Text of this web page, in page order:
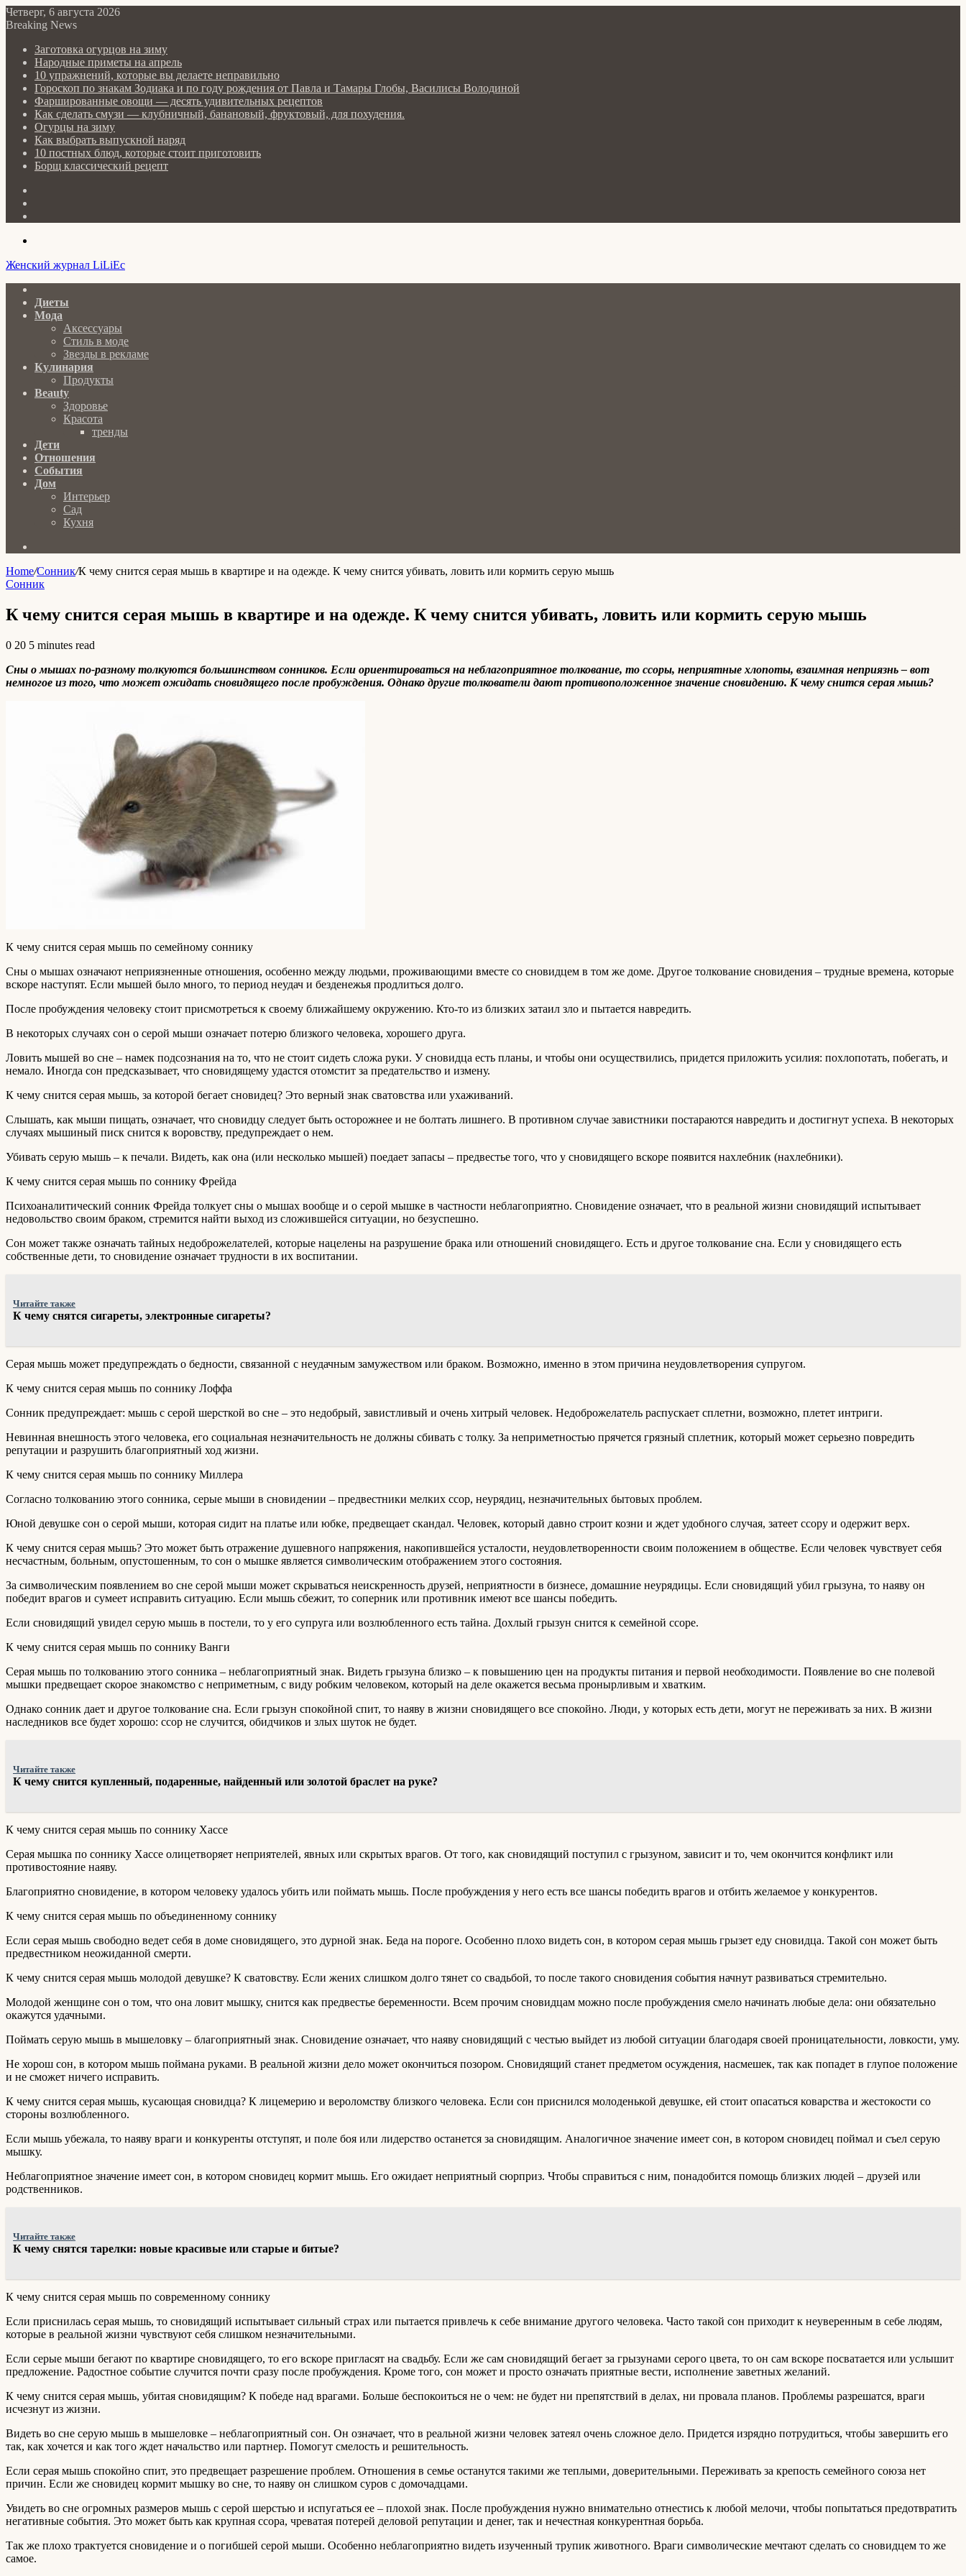
Четверг, 6 августа 2026
Breaking News
Заготовка огурцов на зиму
Народные приметы на апрель
10 упражнений, которые вы делаете неправильно
Гороскоп по знакам Зодиака и по году рождения от Павла и Тамары Глобы, Василисы Володиной
Фаршированные овощи — десять удивительных рецептов
Как сделать cмузи — клубничный, банановый, фруктовый, для похудения.
Огурцы на зиму
Как выбрать выпускной наряд
10 постных блюд, которые стоит приготовить
Борщ классический рецепт
Женский журнал LiLiEc
Диеты
Мода
Аксессуары
Стиль в моде
Звезды в рекламе
Кулинария
Продукты
Beauty
Здоровье
Красота
тренды
Дети
Отношения
События
Дом
Интерьер
Сад
Кухня
Home/Сонник/К чему снится серая мышь в квартире и на одежде. К чему снится убивать, ловить или кормить серую мышь
Сонник
К чему снится серая мышь в квартире и на одежде. К чему снится убивать, ловить или кормить серую мышь
0 20 5 minutes read
Сны о мышах по-разному толкуются большинством сонников. Если ориентироваться на неблагоприятное толкование, то ссоры, неприятные хлопоты, взаимная неприязнь – вот
немногое из того, что может ожидать сновидящего после пробуждения. Однако другие толкователи дают противоположенное значение сновидению. К чему снится серая мышь?
К чему снится серая мышь по семейному соннику
Сны о мышах означают неприязненные отношения, особенно между людьми, проживающими вместе со сновидцем в том же доме. Другое толкование сновидения – трудные времена, которые
вскоре наступят. Если мышей было много, то период неудач и безденежья продлиться долго.
После пробуждения человеку стоит присмотреться к своему ближайшему окружению. Кто-то из близких затаил зло и пытается навредить.
В некоторых случаях сон о серой мыши означает потерю близкого человека, хорошего друга.
Ловить мышей во сне – намек подсознания на то, что не стоит сидеть сложа руки. У сновидца есть планы, и чтобы они осуществились, придется приложить усилия: похлопотать, побегать, и
немало. Иногда сон предсказывает, что сновидящему удастся отомстит за предательство и измену.
К чему снится серая мышь, за которой бегает сновидец? Это верный знак сватовства или ухаживаний.
Слышать, как мыши пищать, означает, что сновидцу следует быть осторожнее и не болтать лишнего. В противном случае завистники постараются навредить и достигнут успеха. В некоторых
случаях мышиный писк снится к воровству, предупреждает о нем.
Убивать серую мышь – к печали. Видеть, как она (или несколько мышей) поедает запасы – предвестье того, что у сновидящего вскоре появится нахлебник (нахлебники).
К чему снится серая мышь по соннику Фрейда
Психоаналитический сонник Фрейда толкует сны о мышах вообще и о серой мышке в частности неблагоприятно. Сновидение означает, что в реальной жизни сновидящий испытывает
недовольство своим браком, стремится найти выход из сложившейся ситуации, но безуспешно.
Сон может также означать тайных недоброжелателей, которые нацелены на разрушение брака или отношений сновидящего. Есть и другое толкование сна. Если у сновидящего есть
собственные дети, то сновидение означает трудности в их воспитании.
Читайте также
К чему снятся сигареты, электронные сигареты?
Серая мышь может предупреждать о бедности, связанной с неудачным замужеством или браком. Возможно, именно в этом причина неудовлетворения супругом.
К чему снится серая мышь по соннику Лоффа
Сонник предупреждает: мышь с серой шерсткой во сне – это недобрый, завистливый и очень хитрый человек. Недоброжелатель распускает сплетни, возможно, плетет интриги.
Невинная внешность этого человека, его социальная незначительность не должны сбивать с толку. За неприметностью прячется грязный сплетник, который может серьезно повредить
репутации и разрушить благоприятный ход жизни.
К чему снится серая мышь по соннику Миллера
Согласно толкованию этого сонника, серые мыши в сновидении – предвестники мелких ссор, неурядиц, незначительных бытовых проблем.
Юной девушке сон о серой мыши, которая сидит на платье или юбке, предвещает скандал. Человек, который давно строит козни и ждет удобного случая, затеет ссору и одержит верх.
К чему снится серая мышь? Это может быть отражение душевного напряжения, накопившейся усталости, неудовлетворенности своим положением в обществе. Если человек чувствует себя
несчастным, больным, опустошенным, то сон о мышке является символическим отображением этого состояния.
За символическим появлением во сне серой мыши может скрываться неискренность друзей, неприятности в бизнесе, домашние неурядицы. Если сновидящий убил грызуна, то наяву он
победит врагов и сумеет исправить ситуацию. Если мышь сбежит, то соперник или противник имеют все шансы победить.
Если сновидящий увидел серую мышь в постели, то у его супруга или возлюбленного есть тайна. Дохлый грызун снится к семейной ссоре.
К чему снится серая мышь по соннику Ванги
Серая мышь по толкованию этого сонника – неблагоприятный знак. Видеть грызуна близко – к повышению цен на продукты питания и первой необходимости. Появление во сне полевой
мышки предвещает скорое знакомство с неприметным, с виду робким человеком, который на деле окажется весьма пронырливым и хватким.
Однако сонник дает и другое толкование сна. Если грызун спокойной спит, то наяву в жизни сновидящего все спокойно. Люди, у которых есть дети, могут не переживать за них. В жизни
наследников все будет хорошо: ссор не случится, обидчиков и злых шуток не будет.
Читайте также
К чему снится купленный, подаренные, найденный или золотой браслет на руке?
К чему снится серая мышь по соннику Хассе
Серая мышка по соннику Хассе олицетворяет неприятелей, явных или скрытых врагов. От того, как сновидящий поступил с грызуном, зависит и то, чем окончится конфликт или
противостояние наяву.
Благоприятно сновидение, в котором человеку удалось убить или поймать мышь. После пробуждения у него есть все шансы победить врагов и отбить желаемое у конкурентов.
К чему снится серая мышь по объединенному соннику
Если серая мышь свободно ведет себя в доме сновидящего, это дурной знак. Беда на пороге. Особенно плохо видеть сон, в котором серая мышь грызет еду сновидца. Такой сон может быть
предвестником неожиданной смерти.
К чему снится серая мышь молодой девушке? К сватовству. Если жених слишком долго тянет со свадьбой, то после такого сновидения события начнут развиваться стремительно.
Молодой женщине сон о том, что она ловит мышку, снится как предвестье беременности. Всем прочим сновидцам можно после пробуждения смело начинать любые дела: они обязательно
окажутся удачными.
Поймать серую мышь в мышеловку – благоприятный знак. Сновидение означает, что наяву сновидящий с честью выйдет из любой ситуации благодаря своей проницательности, ловкости, уму.
Не хорош сон, в котором мышь поймана руками. В реальной жизни дело может окончиться позором. Сновидящий станет предметом осуждения, насмешек, так как попадет в глупое положение
и не сможет ничего исправить.
К чему снится серая мышь, кусающая сновидца? К лицемерию и вероломству близкого человека. Если сон приснился молоденькой девушке, ей стоит опасаться коварства и жестокости со
стороны возлюбленного.
Если мышь убежала, то наяву враги и конкуренты отступят, и поле боя или лидерство останется за сновидящим. Аналогичное значение имеет сон, в котором сновидец поймал и съел серую
мышку.
Неблагоприятное значение имеет сон, в котором сновидец кормит мышь. Его ожидает неприятный сюрприз. Чтобы справиться с ним, понадобится помощь близких людей – друзей или
родственников.
Читайте также
К чему снятся тарелки: новые красивые или старые и битые?
К чему снится серая мышь по современному соннику
Если приснилась серая мышь, то сновидящий испытывает сильный страх или пытается привлечь к себе внимание другого человека. Часто такой сон приходит к неуверенным в себе людям,
которые в реальной жизни чувствуют себя слишком незначительными.
Если серые мыши бегают по квартире сновидящего, то его вскоре пригласят на свадьбу. Если же сам сновидящий бегает за грызунами серого цвета, то он сам вскоре посватается или услышит
предложение. Радостное событие случится почти сразу после пробуждения. Кроме того, сон может и просто означать приятные вести, исполнение заветных желаний.
К чему снится серая мышь, убитая сновидящим? К победе над врагами. Больше беспокоиться не о чем: не будет ни препятствий в делах, ни провала планов. Проблемы разрешатся, враги
исчезнут из жизни.
Видеть во сне серую мышь в мышеловке – неблагоприятный сон. Он означает, что в реальной жизни человек затеял очень сложное дело. Придется изрядно потрудиться, чтобы завершить его
так, как хочется и как того ждет начальство или партнер. Помогут смелость и решительность.
Если серая мышь спокойно спит, это предвещает разрешение проблем. Отношения в семье останутся такими же теплыми, доверительными. Переживать за крепость семейного союза нет
причин. Если же сновидец кормит мышку во сне, то наяву он слишком суров с домочадцами.
Увидеть во сне огромных размеров мышь с серой шерстью и испугаться ее – плохой знак. После пробуждения нужно внимательно отнестись к любой мелочи, чтобы попытаться предотвратить
негативные события. Это может быть как крупная ссора, чреватая потерей деловой репутации и денег, так и нечестная конкурентная борьба.
Так же плохо трактуется сновидение и о погибшей серой мыши. Особенно неблагоприятно видеть изученный трупик животного. Враги символические мечтают сделать со сновидцем то же
самое.